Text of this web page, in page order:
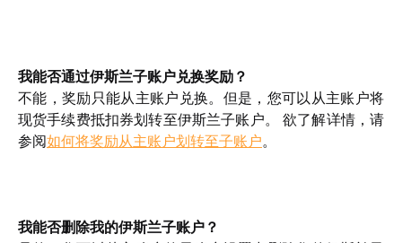
我能否通过伊斯兰子账户兑换奖励？
不能，奖励只能从主账户兑换。但是，您可以从主账户将
现货手续费抵扣券划转至伊斯兰子账户。 欲了解详情，请
参阅如何将奖励从主账户划转至子账户。
我能否删除我的伊斯兰子账户？